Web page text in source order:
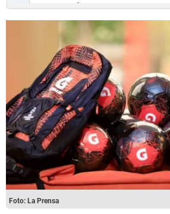
Foto: La Prensa